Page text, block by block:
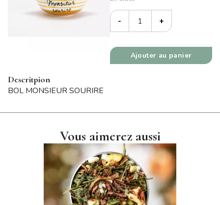
- +
Ajouter au panier
Descritpion
BOL MONSIEUR SOURIRE
Vous aimerez aussi